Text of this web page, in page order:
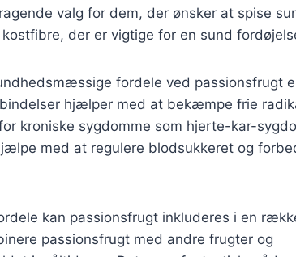
valg for dem, der ønsker at spise
der er vigtige for en sund
fordele ved passionsfrugt
hjælper med at bekæmpe frie
kroniske sygdomme som hjerte-kar-
med at regulere blodsukkeret og
kan passionsfrugt inkluderes i en
passionsfrugt med andre frugter og